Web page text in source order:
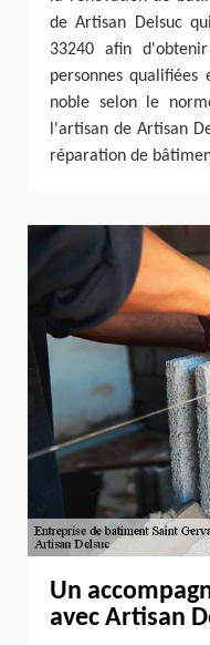
de Artisan Delsuc
33240 afin
personnes
noble selon le
l'artisan de Artisan
réparation de
Un
avec Artisan